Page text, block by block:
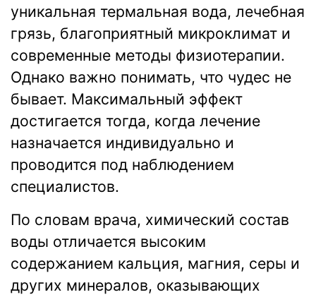
уникальная термальная вода, лечебная
грязь, благоприятный микроклимат и
современные методы физиотерапии.
Однако важно понимать, что чудес не
бывает. Максимальный эффект
достигается тогда, когда лечение
назначается индивидуально и
проводится под наблюдением
специалистов.
По словам врача, химический состав
воды отличается высоким
содержанием кальция, магния, серы и
других минералов, оказывающих